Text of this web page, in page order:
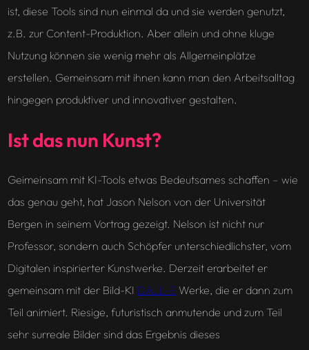
ist, diese Tools sind nun einmal da und sie werden genutzt,
z.B. zur Content-Produktion. Aber allein und ohne kluge
Nutzung können sie wenig mehr als Allgemeinplätze
erstellen. Gemeinsam mit ihnen kann man den Arbeitsalltag
hingegen produktiver und innovativer gestalten.
Ist das nun Kunst?
Geimeinsam mit KI-Tools etwas Bedeutsames schaffen – wie
das genau geht, hat Jason Nelson von der Universität
Bergen in seinem Vortrag gezeigt. Nelson ist nicht nur
Professor, sondern auch Schöpfer unterschiedlichster, vom
Digitalen inspirierter Kunstwerke. Derzeit erarbeitet er
gemeinsam mit der Bild-KI DALL-EWerke, die er dann zum
Teil animiert. Riesige, futuristisch anmutende und zum Teil
sehr surreale Bilder sind das Ergebnis dieses